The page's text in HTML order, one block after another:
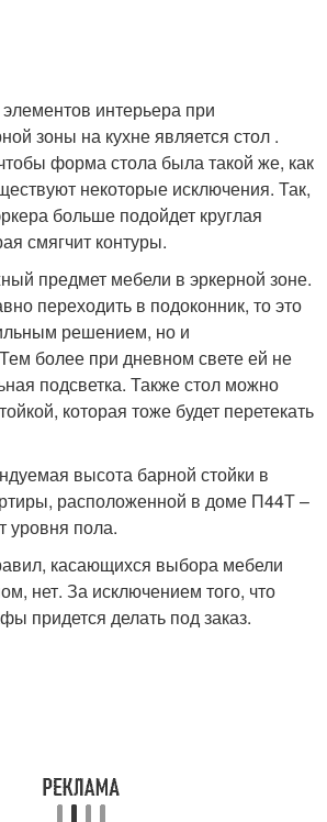
интерьера при
зоны на кухне является стол .
форма стола была такой же, как
некоторые исключения. Так,
больше подойдет круглая
смягчит контуры.
предмет мебели в эркерной зоне.
переходить в подоконник, то это
решением, но и
более при дневном свете ей не
подсветка. Также стол можно
которая тоже будет перетекать
высота барной стойки в
расположенной в доме П44Т –
уровня пола.
касающихся выбора мебели
нет. За исключением того, что
придется делать под заказ.